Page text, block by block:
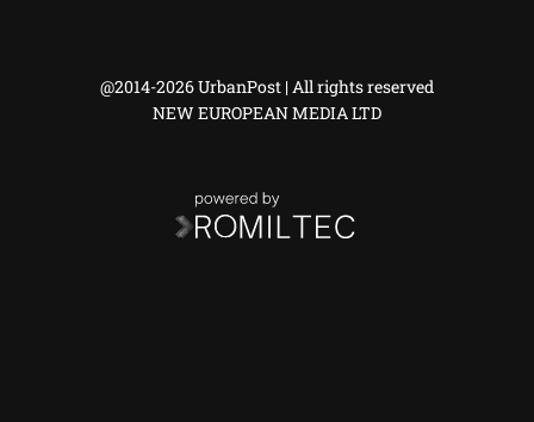
@2014-2026 UrbanPost | All rights reserved
NEW EUROPEAN MEDIA LTD